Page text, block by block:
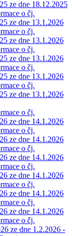
ze dne 18.12.2025
o čj.
ze dne 13.1.2026
o čj.
ze dne 13.1.2026
o čj.
ze dne 13.1.2026
o čj.
ze dne 13.1.2026
o čj.
ze dne 13.1.2026
o čj.
ze dne 14.1.2026
o čj.
ze dne 14.1.2026
o čj.
ze dne 14.1.2026
o čj.
ze dne 14.1.2026
o čj.
ze dne 14.1.2026
o čj.
ze dne 14.1.2026
o čj.
ze dne 1.2.2026 -